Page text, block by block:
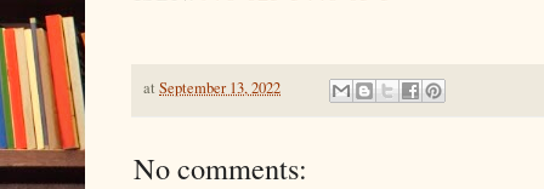
at September 13, 2022
No comments: